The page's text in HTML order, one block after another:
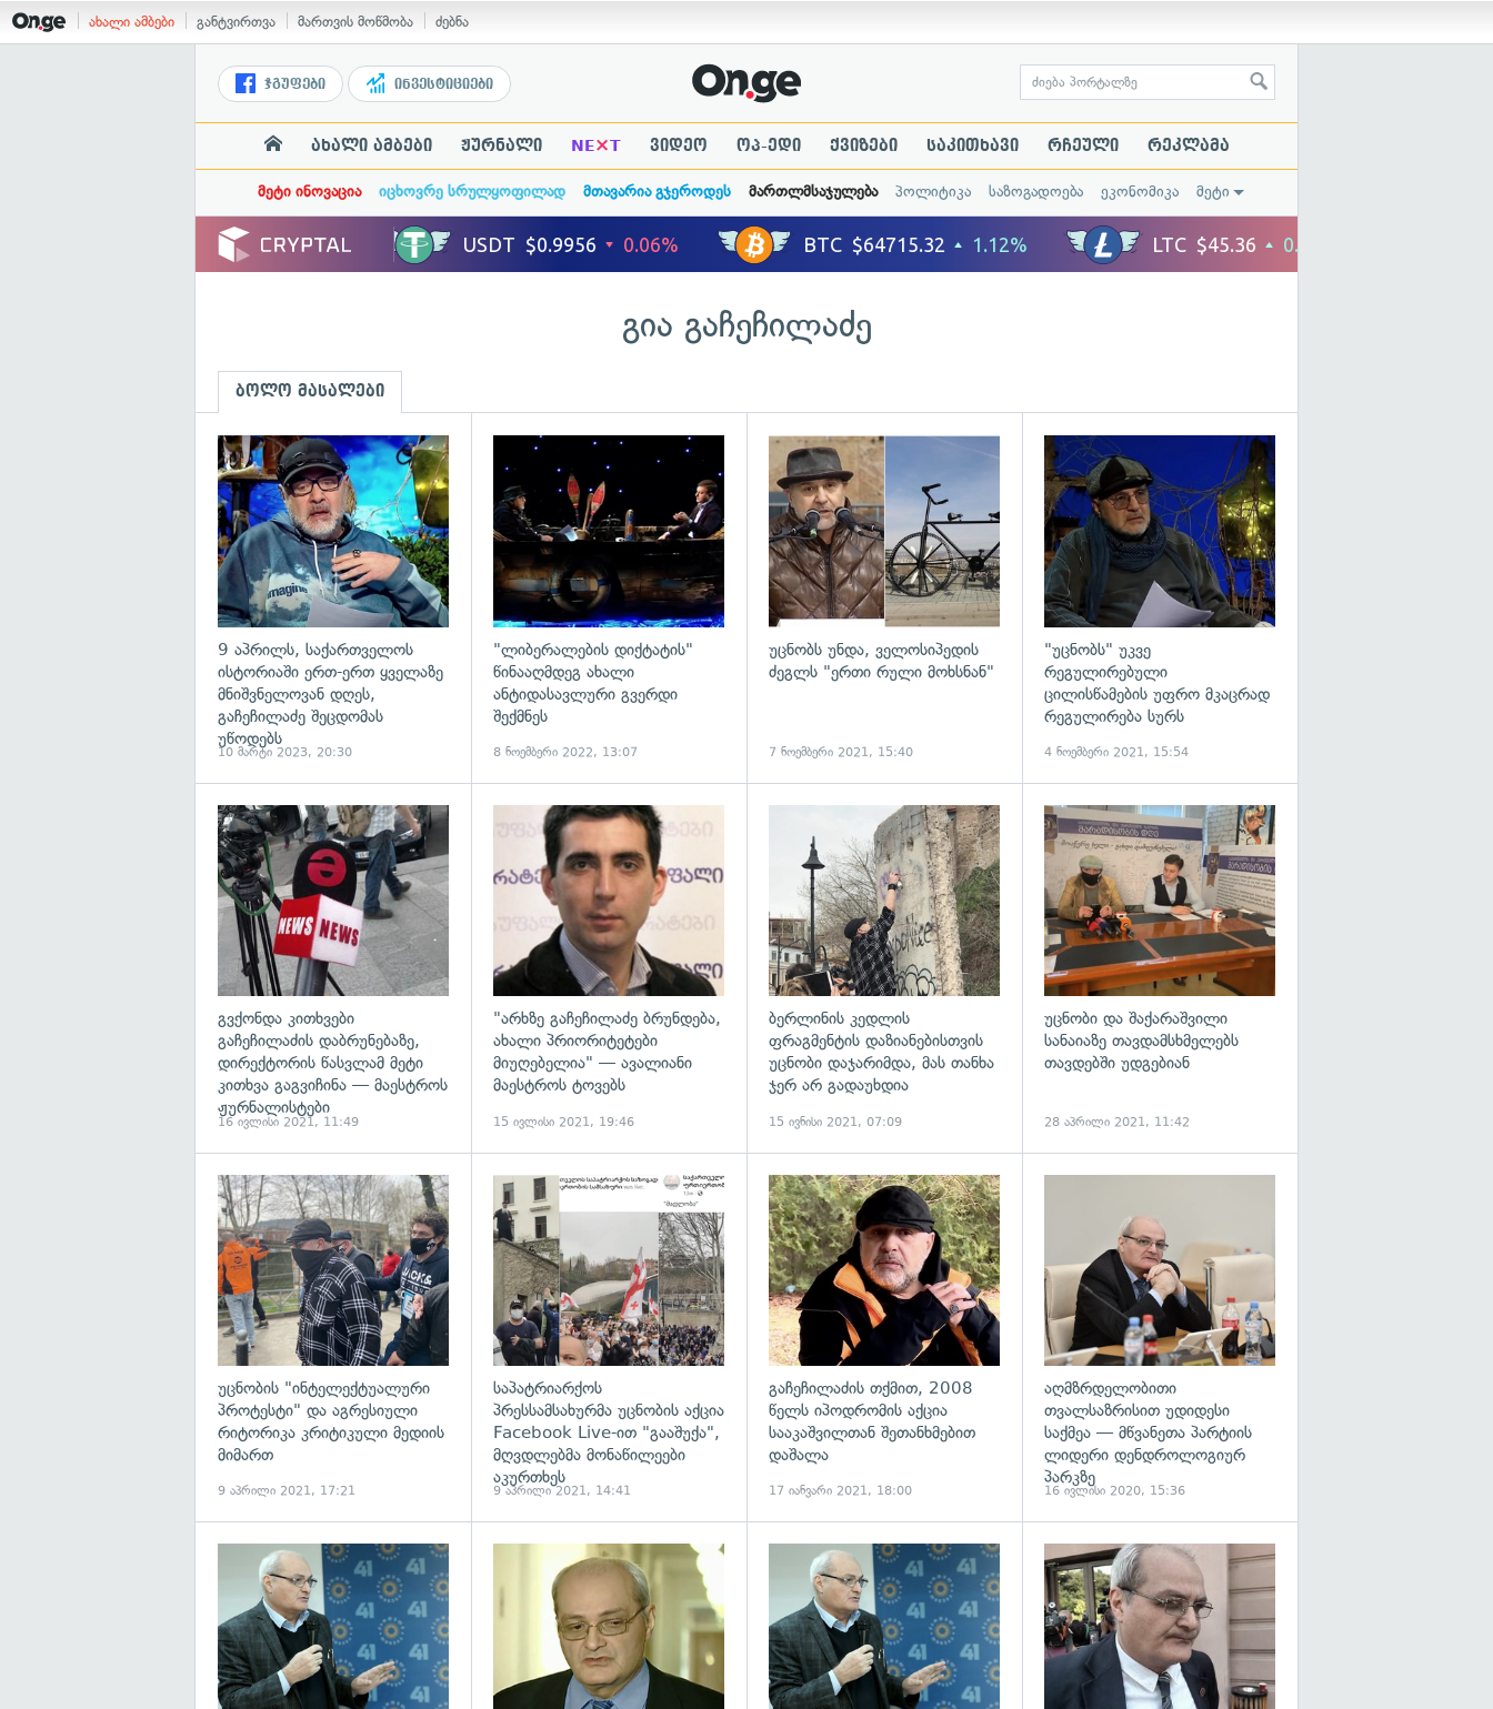
ახალი ამბები განტვირთვა მართვის მოწმობა ძებნა
ჯგუფები ინვესტიციები
ახალი ამბები ჟურნალი NE×T ვიდეო ოპ-ედი ქვიზები საკითხავი რჩეული რეკლამა
მეტი ინოვაცია იცხოვრე სრულყოფილად მთავარია გჯეროდეს მართლმსაჯულება პოლიტიკა საზოგადოება ეკონომიკა მეტი
გია გაჩეჩილაძე
ბოლო მასალები
9 აპრილს, საქართველოს
ისტორიაში ერთ-ერთ ყველაზე
მნიშვნელოვან დღეს,
გაჩეჩილაძე შეცდომას
უწოდებს
10 მარტი 2023, 20:30
გადახედვა
"ლიბერალების დიქტატის"
წინააღმდეგ ახალი
ანტიდასავლური გვერდი
შექმნეს
8 ნოემბერი 2022, 13:07
გადახედვა
უცნობს უნდა, ველოსიპედის
ძეგლს "ერთი რული მოხსნან"
7 ნოემბერი 2021, 15:40
"უცნობს" უკვე
რეგულირებული
ცილისწამების უფრო მკაცრად
რეგულირება სურს
4 ნოემბერი 2021, 15:54
გადახედვა
გვქონდა კითხვები
გაჩეჩილაძის დაბრუნებაზე,
დირექტორის წასვლამ მეტი
კითხვა გაგვიჩინა — მაესტროს
ჟურნალისტები
16 ივლისი 2021, 11:49
"არხზე გაჩეჩილაძე ბრუნდება,
ახალი პრიორიტეტები
მიუღებელია" — ავალიანი
მაესტროს ტოვებს
15 ივლისი 2021, 19:46
გადახედვა
ბერლინის კედლის
ფრაგმენტის დაზიანებისთვის
უცნობი დაჯარიმდა, მას თანხა
ჯერ არ გადაუხდია
15 ივნისი 2021, 07:09
უცნობი და შაქარაშვილი
სანაიაზე თავდამსხმელებს
თავდებში უდგებიან
28 აპრილი 2021, 11:42
გადახედვა
უცნობის "ინტელექტუალური
პროტესტი" და აგრესიული
რიტორიკა კრიტიკული მედიის
მიმართ
9 აპრილი 2021, 17:21
გადახედვა
საპატრიარქოს
პრესსამსახურმა უცნობის აქცია
Facebook Live-ით "გააშუქა",
მღვდლებმა მონაწილეები
აკურთხეს
9 აპრილი 2021, 14:41
გაჩეჩილაძის თქმით, 2008
წელს იპოდრომის აქცია
სააკაშვილთან შეთანხმებით
დაშალა
17 იანვარი 2021, 18:00
აღმზრდელობითი
თვალსაზრისით უდიდესი
საქმეა — მწვანეთა პარტიის
ლიდერი დენდროლოგიურ
პარკზე
16 ივლისი 2020, 15:36
გადახედვა გადახედვა